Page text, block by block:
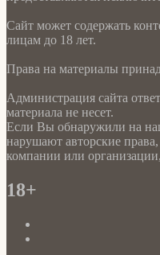
Сайт может содержать
лицам до 18 лет.
Права на материалы
Администрация сайта
материала не несет.
Если Вы обнаружили на
нарушают авторские
компании или
18+